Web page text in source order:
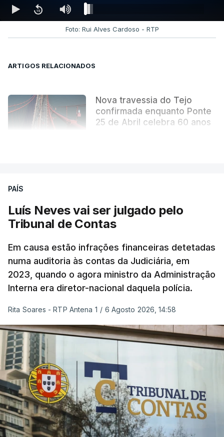
Foto: Rui Alves Cardoso - RTP
ARTIGOS RELACIONADOS
Nova travessia do Tejo
confirmada enquanto Ponte
25 de Abril celebra 60 anos
PAÍS
Luís Neves vai ser julgado pelo
Tribunal de Contas
Em causa estão infrações financeiras detetadas
numa auditoria às contas da Judiciária, em
2023, quando o agora ministro da Administração
Interna era diretor-nacional daquela polícia.
Rita Soares - RTP Antena 1 / 6 Agosto 2026, 14:58